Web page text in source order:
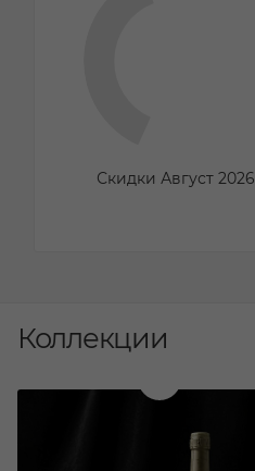
Скидки Август 2026
Коллекции